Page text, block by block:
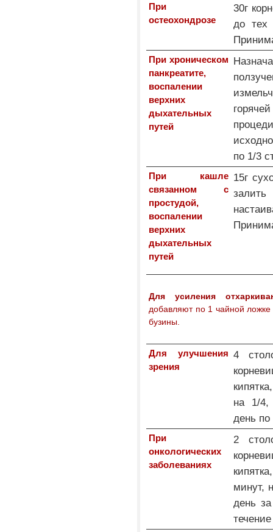
При
остеохондрозе
30г
до тех
При хроническом
панкреатите,
воспалении
верхних
дыхательных
путей
по 1/3
При кашле
связанном с
простудой,
воспалении
верхних
дыхательных
путей
15г
Для усиления
добавляют по 1 чайной ложке
бузины.
Для улучшения
зрения
4
на 1/4,
день
При
онкологических
заболеваниях
2
минут,
день